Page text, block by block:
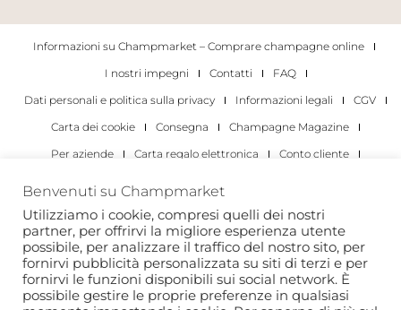
Informazioni su Champmarket – Comprare champagne online
I nostri impegni
Contatti
FAQ
Dati personali e politica sulla privacy
Informazioni legali
CGV
Carta dei cookie
Consegna
Champagne Magazine
Per aziende
Carta regalo elettronica
Conto cliente
Per gli individui
Per le aziende
Copyright 2022 © tutti i diritti riservati. Champmarket.
Benvenuti su Champmarket
Utilizziamo i cookie, compresi quelli dei nostri
partner, per offrirvi la migliore esperienza utente
possibile, per analizzare il traffico del nostro sito, per
fornirvi pubblicità personalizzata su siti di terzi e per
fornirvi le funzioni disponibili sui social network. È
possibile gestire le proprie preferenze in qualsiasi